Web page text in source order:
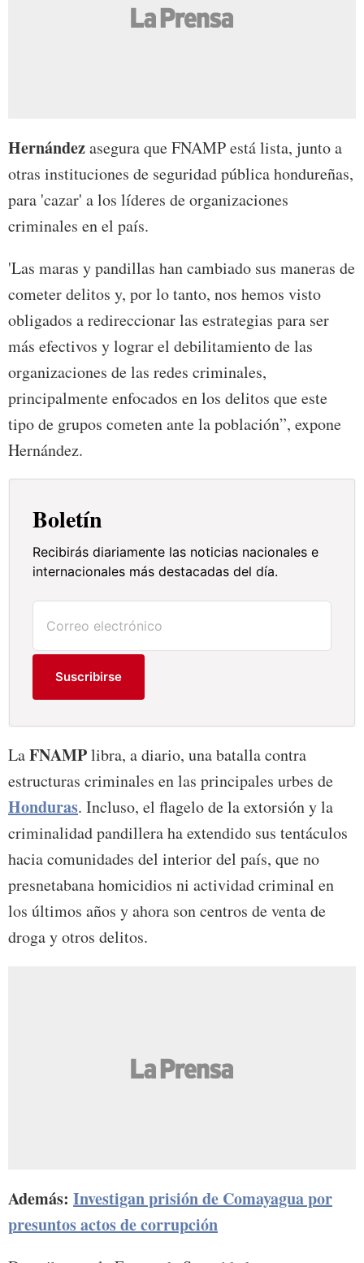
Hernándezasegura que FNAMP está lista, junto a
otras instituciones de seguridad pública hondureñas,
para 'cazar' a los líderes de organizaciones
criminales en el país.
'Las maras y pandillas han cambiado sus maneras de
cometer delitos y, por lo tanto, nos hemos visto
obligados a redireccionar las estrategias para ser
más efectivos y lograr el debilitamiento de las
organizaciones de las redes criminales,
principalmente enfocados en los delitos que este
tipo de grupos cometen ante la población”, expone
Hernández.
Boletín
Recibirás diariamente las noticias nacionales e
internacionales más destacadas del día.
Suscribirse
LaFNAMPlibra, a diario, una batalla contra
estructuras criminales en las principales urbes de
Honduras. Incluso, el flagelo de la extorsión y la
criminalidad pandillera ha extendido sus tentáculos
hacia comunidades del interior del país, que no
presnetabana homicidios ni actividad criminal en
los últimos años y ahora son centros de venta de
droga y otros delitos.
Además: Investigan prisión de Comayagua por
presuntos actos de corrupción